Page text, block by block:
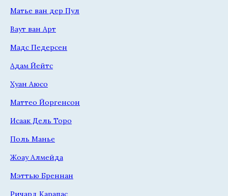
Матье ван дер Пул
Ваут ван Арт
Мадс Педерсен
Адам Йейтс
Хуан Аюсо
Маттео Йоргенсон
Исаак Дель Торо
Поль Манье
Жоау Алмейда
Мэттью Бреннан
Ричард Карапас